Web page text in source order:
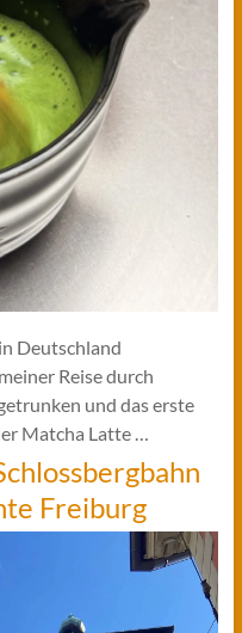
Deutschland
Reise durch
und das erste
Matcha Latte …
Freiburg